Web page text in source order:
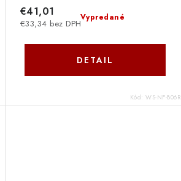
Vypredané
€33,34 bez DPH
€41,01
DETAIL
Kód: WS-NF-806R